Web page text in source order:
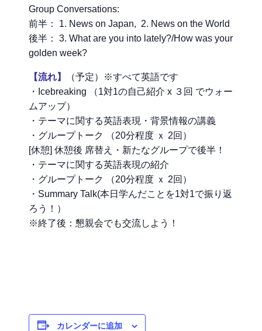
Group Conversations:
前半： 1. News on Japan, 2. News on the World
後半： 3. What are you into lately?/How was your
golden week?
【流れ】
（予定）※すべて英語です
・Icebreaking （1対1の自己紹介 x ３回 でウォー
ムアップ）
・テーマに関する英語表現・背景情報の講義
・グループトーク （20分程度 ｘ 2回）
[休憩] 休憩後 席替え・新たなグループで後半！
・テーマに関する英語表現の紹介
・グループトーク （20分程度 ｘ 2回）
・Summary Talk(本日学んだことを1対1で振り返
ろう！）
※終了後：懇親会でも交流しよう！
カレンダーに追加